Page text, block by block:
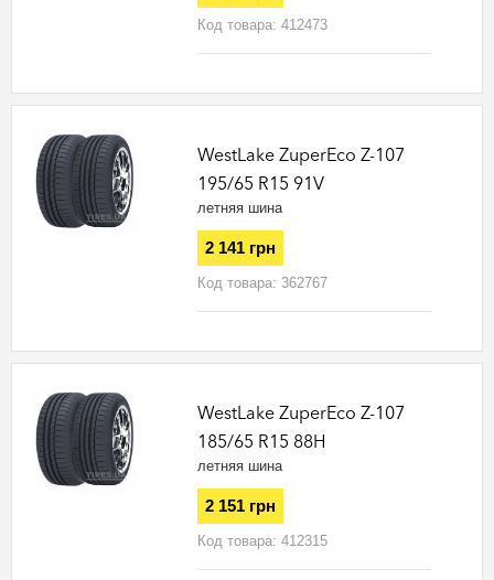
Код товара:412473
WestLake ZuperEco Z-107
195/65 R15 91V
летняя шина
2 141 грн
Код товара: 362767
WestLake ZuperEco Z-107
185/65 R15 88H
летняя шина
2 151 грн
Код товара:412315